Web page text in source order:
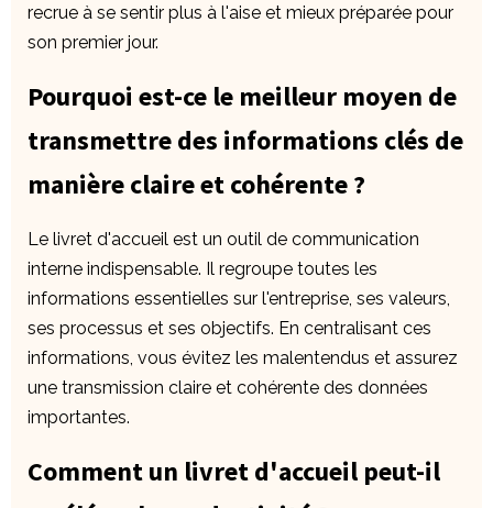
recrue à se sentir plus à l'aise et mieux préparée pour
son premier jour.
Pourquoi est-ce le meilleur moyen de
transmettre des informations clés de
manière claire et cohérente ?
Le livret d'accueil est un outil de communication
interne indispensable. Il regroupe toutes les
informations essentielles sur l'entreprise, ses valeurs,
ses processus et ses objectifs. En centralisant ces
informations, vous évitez les malentendus et assurez
une transmission claire et cohérente des données
importantes.
Comment un livret d'accueil peut-il